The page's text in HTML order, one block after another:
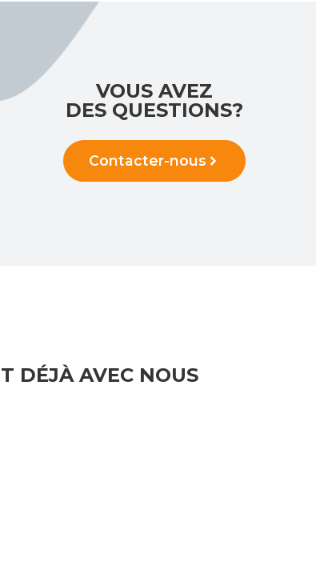
VOUS AVEZ
DES QUESTIONS?
Contacter-nous
DÉJÀ AVEC NOUS